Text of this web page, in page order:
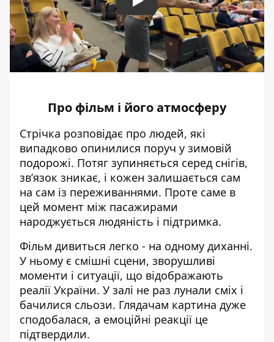
Play
Про фільм і його атмосферу
Стрічка розповідає про людей, які
випадково опинилися поруч у зимовій
подорожі. Потяг зупиняється серед снігів,
зв’язок зникає, і кожен залишається сам
на сам із переживаннями. Проте саме в
цей момент між пасажирами
народжується людяність і підтримка.
Фільм дивиться легко - на одному диханні.
У ньому є смішні сцени, зворушливі
моменти і ситуації, що відображають
реалії України. У залі не раз лунали сміх і
бачилися сльози. Глядачам картина дуже
сподобалася, а емоційні реакції це
підтвердили.